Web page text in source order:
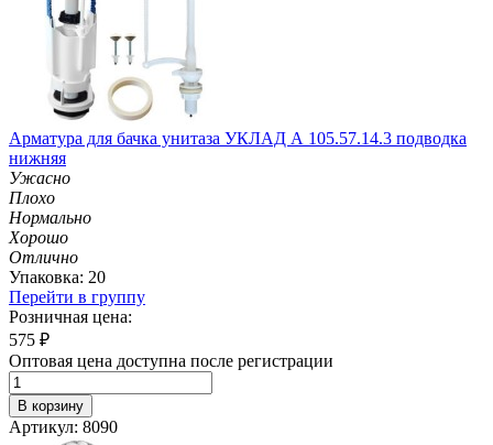
Арматура для бачка унитаза УКЛАД А 105.57.14.3 подводка
нижняя
Ужасно
Плохо
Нормально
Хорошо
Отлично
Упаковка: 20
Перейти в группу
Розничная цена:
575 ₽
Оптовая цена доступна после регистрации
В корзину
Артикул: 8090